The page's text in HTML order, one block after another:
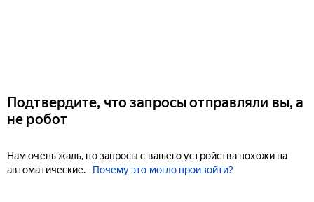
Подтвердите, что запросы отправляли вы, а
не робот
Нам очень жаль, но запросы с вашего устройства похожи на
автоматические.
Почему это могло произойти?